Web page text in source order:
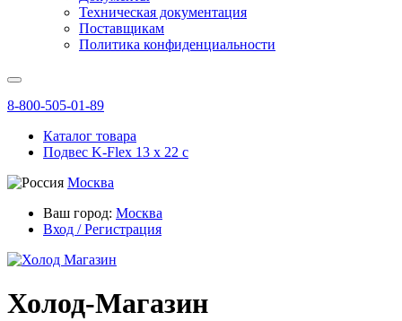
Техническая документация
Поставщикам
Политика конфиденциальности
8-800-505-01-89
Каталог товара
Подвес K-Flex 13 x 22 с
Москва
Ваш город: Москва
Вход / Регистрация
Холод-Магазин